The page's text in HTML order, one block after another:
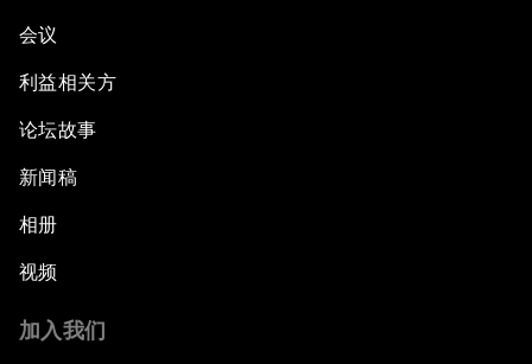
会议
利益相关方
论坛故事
新闻稿
相册
视频
加入我们